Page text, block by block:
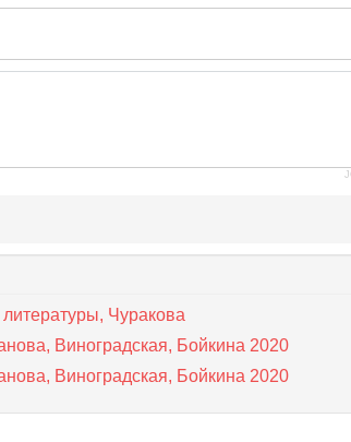
Чуракова
Виноградская, Бойкина 2020
Виноградская, Бойкина 2020